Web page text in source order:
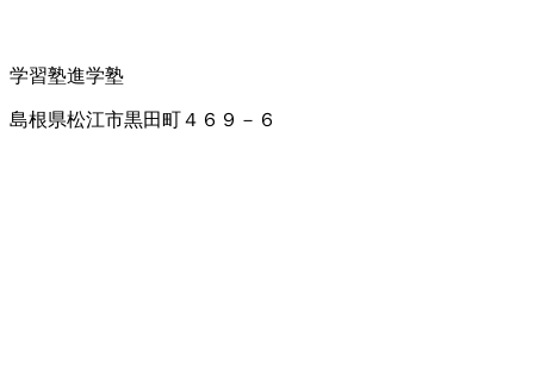
学習塾進学塾
島根県松江市黒田町４６９－６